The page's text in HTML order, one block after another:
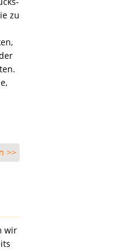
zu
>>
meinen WhatsApp-Kanal
wir